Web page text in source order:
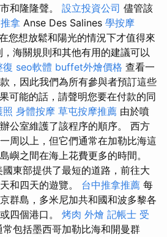
和隆隆聲。 設立投資公司 儘管該
拿 Anse Des Salines 學按摩
您想放鬆和陽光的情況下才值得來
海關規則和其他有用的建議可以
復 seo軟體 buffet外燴價格 查看一
，因此我們為所有參與者預訂這些
可能的話，請聲明您要在付款的同
照 身體按摩 草屯按摩推薦 由於噴
公室維護了該程序的順序。 西方
周以上，但它們通常在加勒比海這
嶼之間在海上花費更多的時間。
東部提供了最短的道路，前往大
和四天的遊覽。 台中推拿推薦 每
群島，多米尼加共和國和波多黎各
四個港口。 烤肉 外燴 記帳士 受
包括墨西哥加勒比海和開曼群